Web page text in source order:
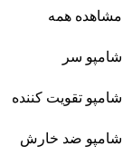
مشاهده همه
شامپو سر
شامپو تقویت کننده
شامپو ضد خارش